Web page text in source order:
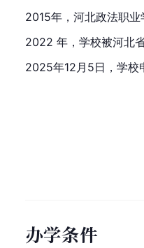
2015年，河北政法职
2022 年，学校被河北
2025年12月5日，学校
办学条件